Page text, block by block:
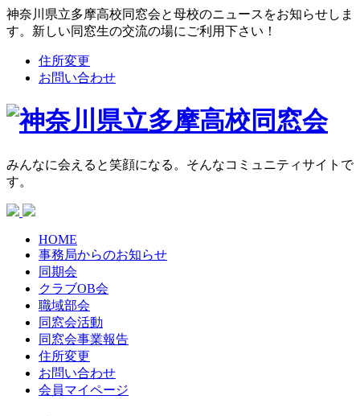
神奈川県立多摩高校同窓会と母校のニュースをお知らせしま
す。新しい同窓生の交流の場にご利用下さい！
住所変更
お問い合わせ
みんなに会えると笑顔になる。そんなコミュニティサイトで
す。
HOME
事務局からのお知らせ
同期会
クラブOB会
職域部会
同窓会活動
同窓会事業報告
住所変更
お問い合わせ
会員マイページ